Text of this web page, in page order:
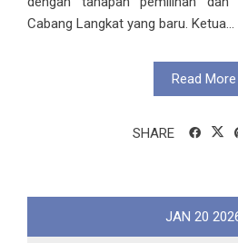
Cabang Langkat yang baru. Ketua...
Read More
SHARE
JAN 20